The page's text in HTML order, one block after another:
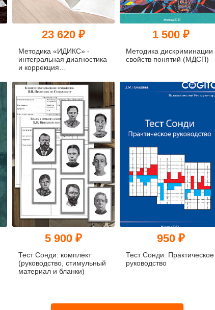
23 620 ₽
Методика «ИДИКС» -
интегральная диагностика
и коррекция
стресса (методика А. Б.
Леоновой)
1 500 ₽
Методика дискриминации
свойств понятий (МДСП)
5 900 ₽
Тест Сонди: комплект
(руководство, стимульный
материал и бланки)
950 ₽
Тест Сонди. Практическое
руководство